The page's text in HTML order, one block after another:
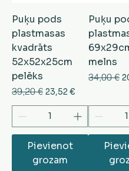
Puķu pods
plastmasas
kvadrāts
52x52x25cm
pelēks
Parastā cena
39,20 € Izpārdošanas cena
23,52 €
Pievienot
grozam
Puķu
melns
Parastā
34,00 €